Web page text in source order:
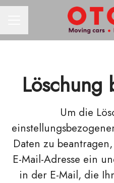
Löschung
Um die
Daten zu
E-Mail-Adresse ein
in der E-Mail, die